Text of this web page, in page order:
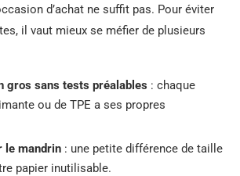
d’achat ne suffit pas. Pour éviter
il vaut mieux se méfier de plusieurs
gros sans tests préalables : chaque
ou de TPE a ses propres
le mandrin : une petite différence de taille
papier inutilisable.